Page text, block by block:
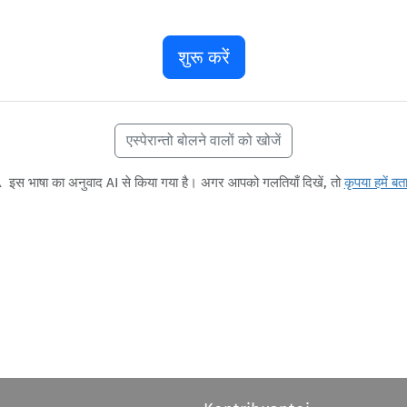
शुरू करें
एस्पेरान्तो बोलने वालों को खोजें
इस भाषा का अनुवाद AI से किया गया है। अगर आपको गलतियाँ दिखें, तोकृपया हमें